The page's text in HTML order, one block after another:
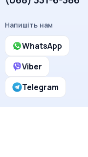
Напишіть нам
WhatsApp
Viber
Telegram